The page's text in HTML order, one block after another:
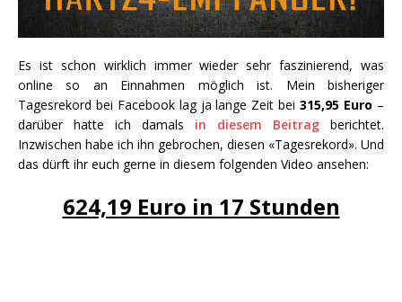
Es ist schon wirklich immer wieder sehr faszinierend, was
online so an Einnahmen möglich ist. Mein bisheriger
Tagesrekord bei Facebook lag ja lange Zeit bei315,95 Euro –
darüber hatte ich damals in diesem Beitrag berichtet.
Inzwischen habe ich ihn gebrochen, diesen «Tagesrekord». Und
das dürft ihr euch gerne in diesem folgenden Video ansehen:
624,19 Euro in 17 Stunden